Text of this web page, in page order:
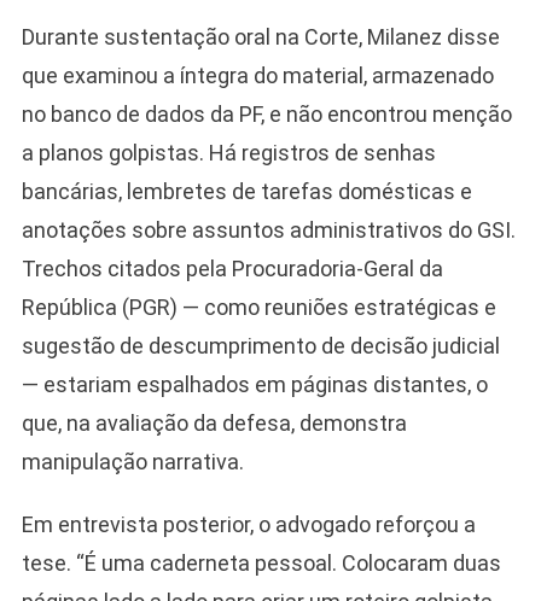
Durante sustentação oral na Corte, Milanez disse
que examinou a íntegra do material, armazenado
no banco de dados da PF, e não encontrou menção
a planos golpistas. Há registros de senhas
bancárias, lembretes de tarefas domésticas e
anotações sobre assuntos administrativos do GSI.
Trechos citados pela Procuradoria-Geral da
República (PGR) — como reuniões estratégicas e
sugestão de descumprimento de decisão judicial
— estariam espalhados em páginas distantes, o
que, na avaliação da defesa, demonstra
manipulação narrativa.
Em entrevista posterior, o advogado reforçou a
tese. “É uma caderneta pessoal. Colocaram duas